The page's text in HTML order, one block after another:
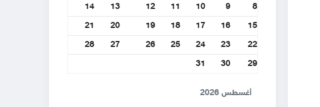
أغسطس 2026
8
9
10
11
12
13
14
15
16
17
18
19
20
21
22
23
24
25
26
27
28
29
30
31